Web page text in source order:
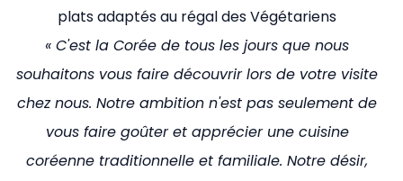
plats adaptés au régal des Végétariens
« C'est la Corée de tous les jours que nous
souhaitons vous faire découvrir lors de votre visite
chez nous. Notre ambition n'est pas seulement de
vous faire goûter et apprécier une cuisine
coréenne traditionnelle et familiale. Notre désir,